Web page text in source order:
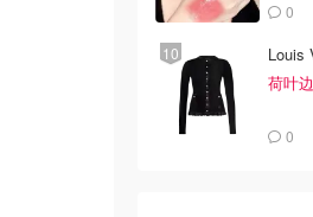
0
Louis
荷叶
0